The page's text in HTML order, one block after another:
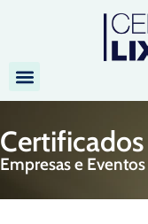
Certificados
Empresas e